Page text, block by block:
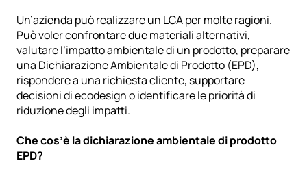
Un’azienda può realizzare un LCA per molte ragioni.
Può voler confrontare due materiali alternativi,
valutare l’impatto ambientale di un prodotto, preparare
una Dichiarazione Ambientale di Prodotto (EPD),
rispondere a una richiesta cliente, supportare
decisioni di ecodesign o identificare le priorità di
riduzione degli impatti.
Che cos’è la dichiarazione ambientale di prodotto
EPD?